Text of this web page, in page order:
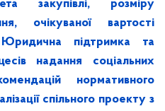
закупівлі, розміру
очікуваної вартості
підтримка та
надання соціальних
нормативного
спільного проекту з